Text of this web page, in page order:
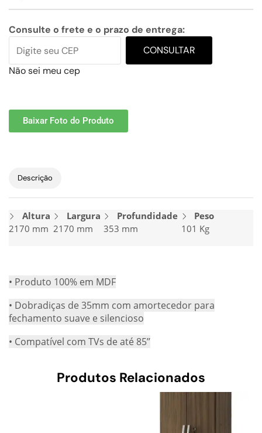
Consulte o frete e o prazo de entrega:
CONSULTAR
Não sei meu cep
Baixar Foto do Produto
Descrição
Altura
2170 mm
Largura
2170 mm
Profundidade
353 mm
Peso
101 Kg
• Produto 100% em MDF
• Dobradiças de 35mm com amortecedor para
fechamento suave e silencioso
• Compatível com TVs de até 85’’
Produtos Relacionados